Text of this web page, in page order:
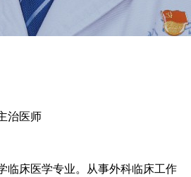
治医师
床医学专业。从事外科临床工作